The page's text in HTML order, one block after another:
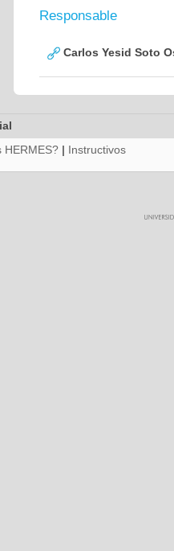
Responsable
Carlos Yesid Soto
HERMES? | Instructivos